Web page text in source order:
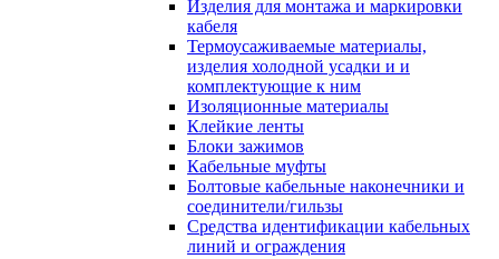
Изделия для монтажа и маркировки
кабеля
Термоусаживаемые материалы,
изделия холодной усадки и и
комплектующие к ним
Изоляционные материалы
Клейкие ленты
Блоки зажимов
Кабельные муфты
Болтовые кабельные наконечники и
соединители/гильзы
Средства идентификации кабельных
линий и ограждения